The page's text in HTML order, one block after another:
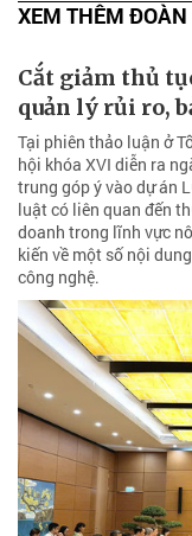
XEM THÊM
Cắt giảm thủ
quản lý rủi ro,
Tại phiên thảo luận ở
hội khóa XVI diễn ra
trung góp ý vào dự án
luật có liên quan đến
doanh trong lĩnh vực
kiến về một số nội
công nghệ.